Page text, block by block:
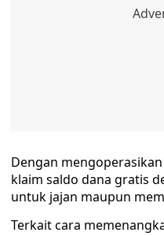
Dengan
klaim saldo dana gratis
untuk jajan maupun
Terkait cara